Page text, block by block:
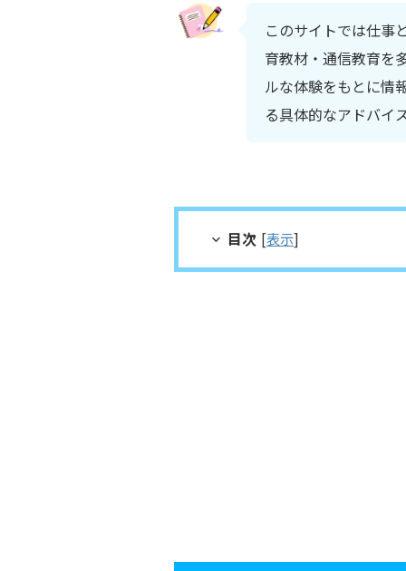
このサイトでは仕事
育教材・通信教育を
ルな体験をもとに情
る具体的なアドバイ
目次 [表示]